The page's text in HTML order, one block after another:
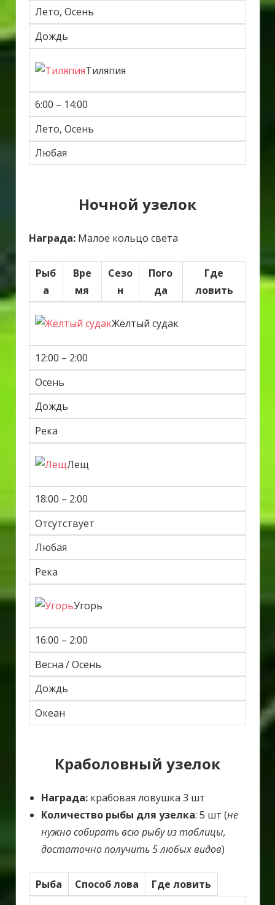
Лето, Осень
Дождь
Тиляпия
6:00 – 14:00
Лето, Осень
Любая
Ночной узелок
Награда: Малое кольцо света
Рыб
а
Вре
мя
Сезо
н
Пого
да
Где
ловить
Жёлтый судак
12:00 – 2:00
Осень
Дождь
Река
Лещ
18:00 – 2:00
Отсутствует
Любая
Река
Угорь
16:00 – 2:00
Весна / Осень
Дождь
Океан
Краболовный узелок
Награда: крабовая ловушка 3 шт
Количество рыбы для узелка: 5 шт (не
нужно собирать всю рыбу из таблицы,
достаточно получить 5 любых видов)
Рыба Способ лова Где ловить